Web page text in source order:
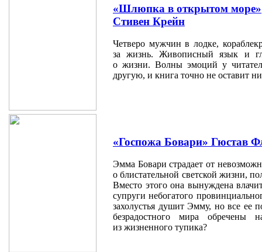
«Шлюпка в открытом море»
Стивен Крейн
Четверо мужчин в лодке,
за жизнь. Живописный язык и
о жизни. Волны эмоций у
другую, и книга точно не оставит
«Госпожа Бовари» Гюстав
Эмма Бовари страдает от
о блистательной светской жизни,
Вместо этого она вынуждена
супруги небогатого
захолустья душит Эмму, но все ее
безрадостного мира
из жизненного тупика?